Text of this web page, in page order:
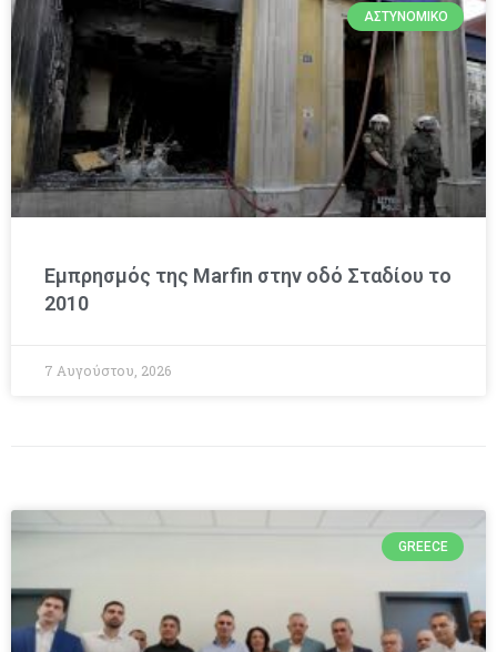
ΑΣΤΥΝΟΜΙΚΌ
Εμπρησμός της Marfin στην οδό Σταδίου το
2010
7 Αυγούστου, 2026
GREECE